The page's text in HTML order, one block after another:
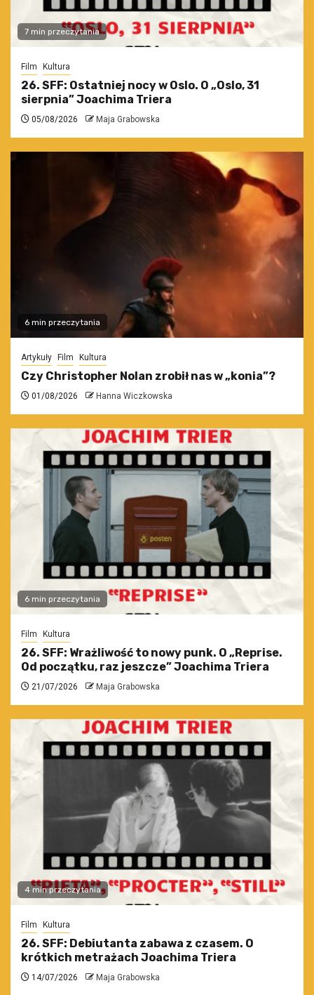
7 min przeczytania
Film Kultura
26. SFF: Ostatniej nocy w Oslo. O „Oslo, 31
sierpnia” Joachima Triera
05/08/2026 Maja Grabowska
6 min przeczytania
Artykuły Film Kultura
Czy Christopher Nolan zrobił nas w „konia”?
01/08/2026 Hanna Wiczkowska
6 min przeczytania
Film Kultura
26. SFF: Wrażliwość to nowy punk. O „Reprise.
Od początku, raz jeszcze” Joachima Triera
21/07/2026 Maja Grabowska
4 min przeczytania
Film Kultura
26. SFF: Debiutanta zabawa z czasem. O
krótkich metrażach Joachima Triera
14/07/2026 Maja Grabowska